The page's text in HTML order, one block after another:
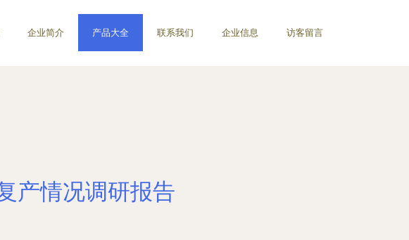
企业简介 产品大全 联系我们 企业信息 访客留言
产情况调研报告